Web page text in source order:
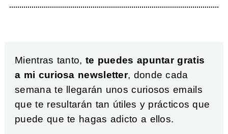
Mientras tanto, te puedes apuntar gratis
a mi curiosa newsletter, donde cada
semana te llegarán unos curiosos emails
que te resultarán tan útiles y prácticos que
puede que te hagas adicto a ellos.